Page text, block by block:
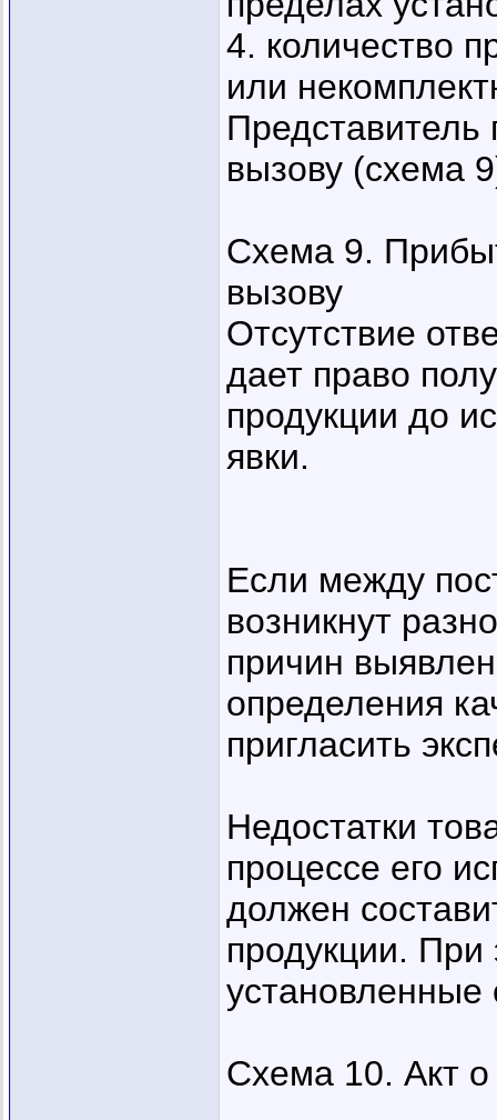
4. количество
или
Представитель
вызову (схема
Схема 9.
вызову
Отсутствие
дает право
продукции до
явки.
Если между
возникнут
причин
определения
пригласить
Недостатки
процессе его
должен
продукции.
установленные
Схема 10. Акт о